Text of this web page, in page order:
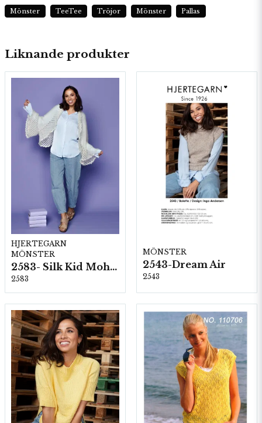
Liknande produkter
HJERTEGARN
MÖNSTER
2583- Silk Kid Mohair
2583
MÖNSTER
2543-Dream Air
2543
Mönster TeeTee Tröjor Mönster Pallas